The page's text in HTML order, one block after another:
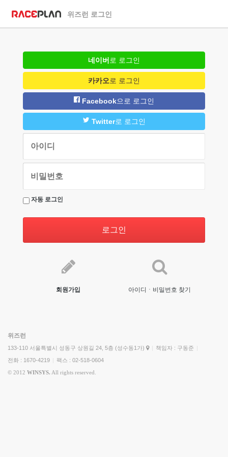
위즈런 로그인
네이버 로 로그인
카카오로 로그인
Facebook으로 로그인
Twitter로 로그인
자동 로그인
로그인
회원가입 아이디ㆍ비밀번호 찾기
위즈런
133-110 서울특별시 성동구 상원길 24, 5층 (성수동1가) 책임자 : 구동준
전화 : 1670-4219
팩스 : 02-518-0604
© 2012 WINSYS. All rights reserved.